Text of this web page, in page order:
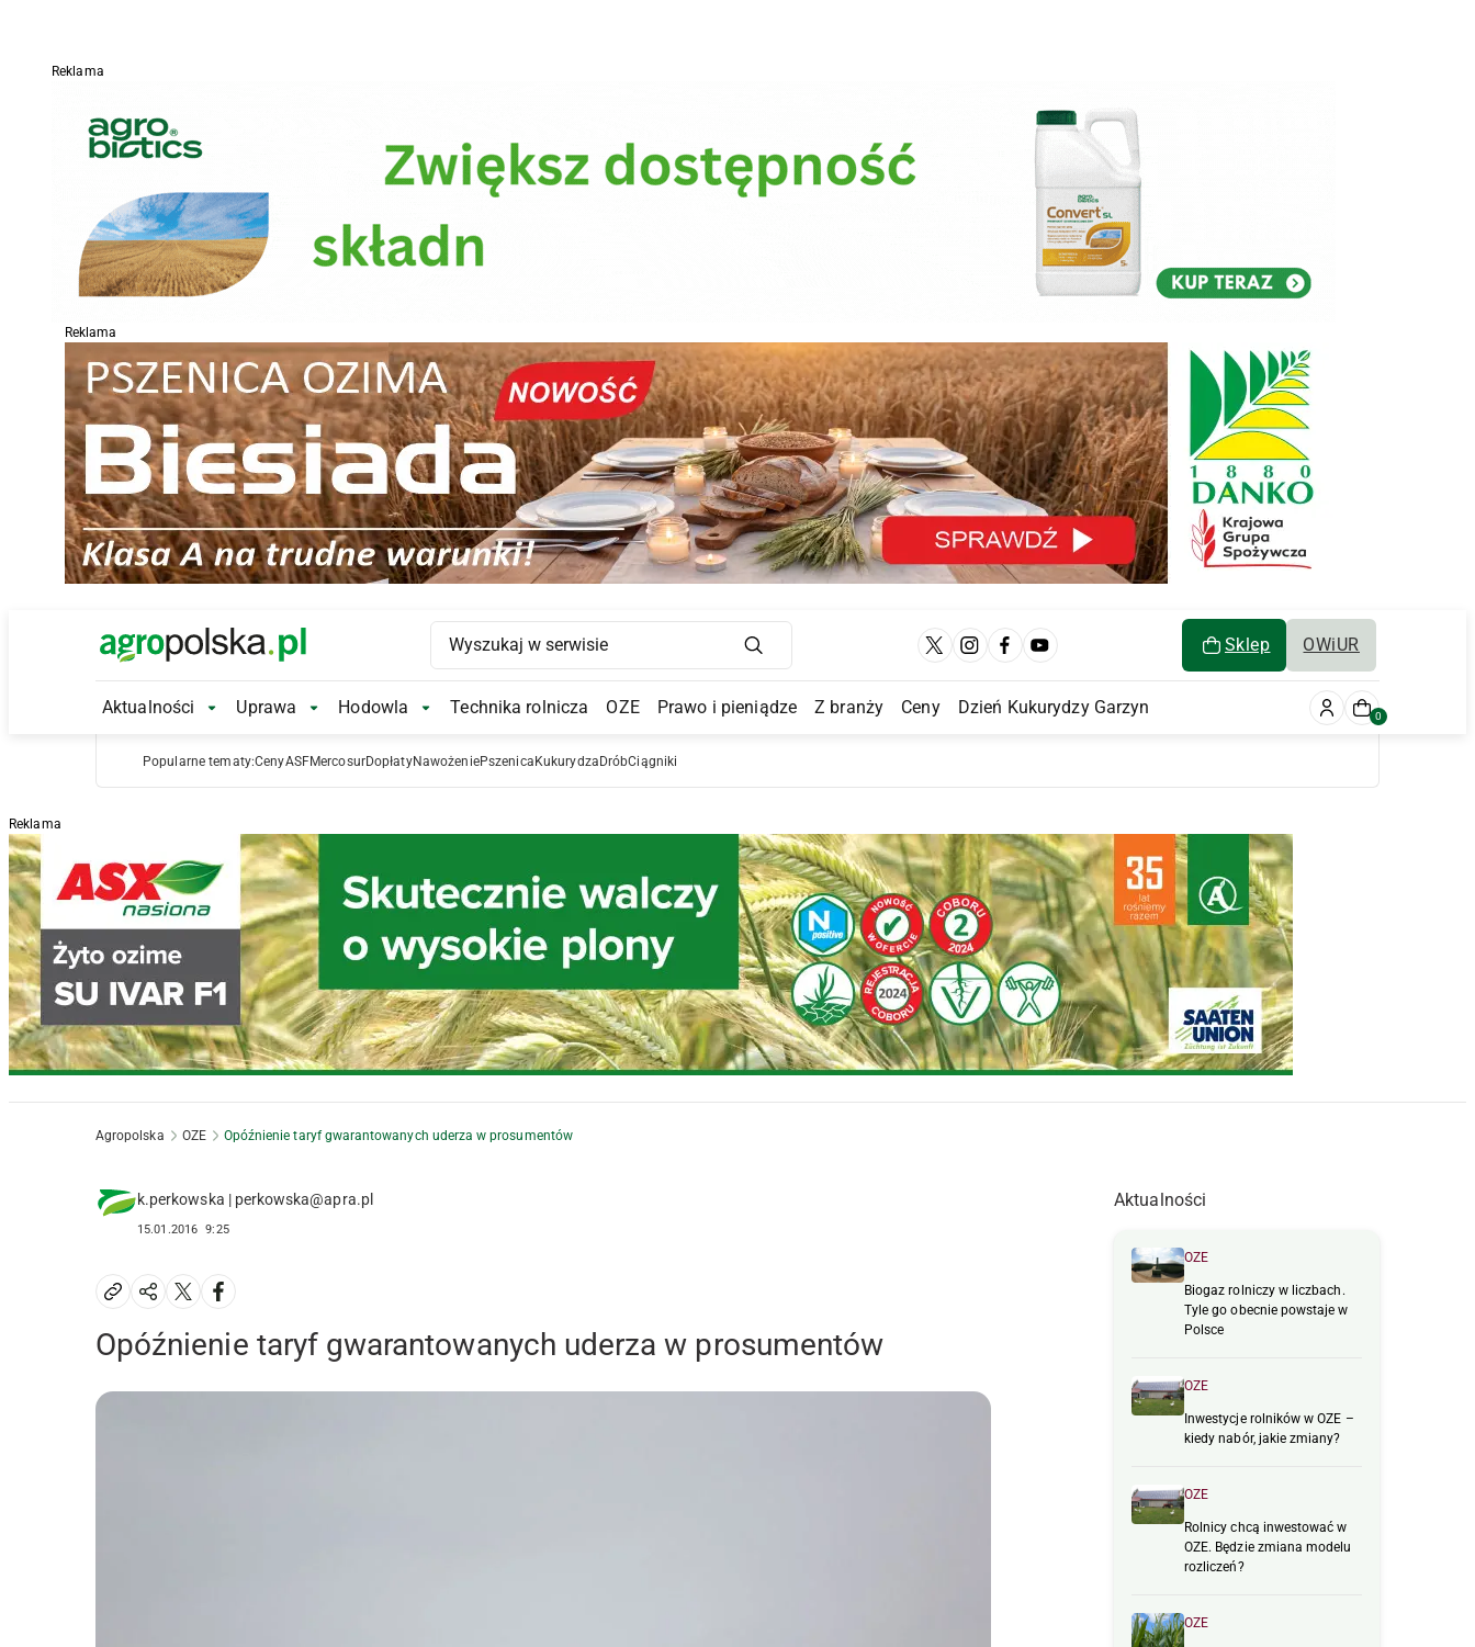
Reklama
Reklama
Main Logo Sklep OWiUR
Main Navigation
Aktualności Aktualności Submenu
Uprawa Uprawa Submenu
Hodowla Hodowla Submenu
Technika rolnicza OZE Prawo i pieniądze Z branży Ceny Dzień Kukurydzy Garzyn 0
Popularne tematy:CenyASFMercosurDopłatyNawożeniePszenica Kukurydza DróbCiągniki
Reklama
Agropolska OZE Opóźnienie taryf gwarantowanych uderza w prosumentów
k.perkowska | perkowska@apra.pl
15.01.2016 9:25
Opóźnienie taryf gwarantowanych uderza w prosumentów
Aktualności
OZE
Biogaz rolniczy w liczbach.
Tyle go obecnie powstaje w
Polsce
OZE
Inwestycje rolników w OZE –
kiedy nabór, jakie zmiany?
OZE
Rolnicy chcą inwestować w
OZE. Będzie zmiana modelu
rozliczeń?
OZE